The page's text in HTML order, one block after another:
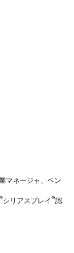
マネージャ、ベン
シリアスプレイ®認